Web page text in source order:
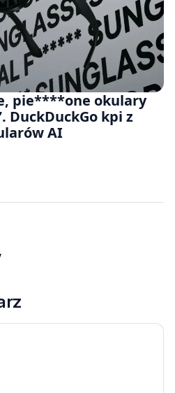
pie****one okulary
DuckDuckGo kpi z
AI